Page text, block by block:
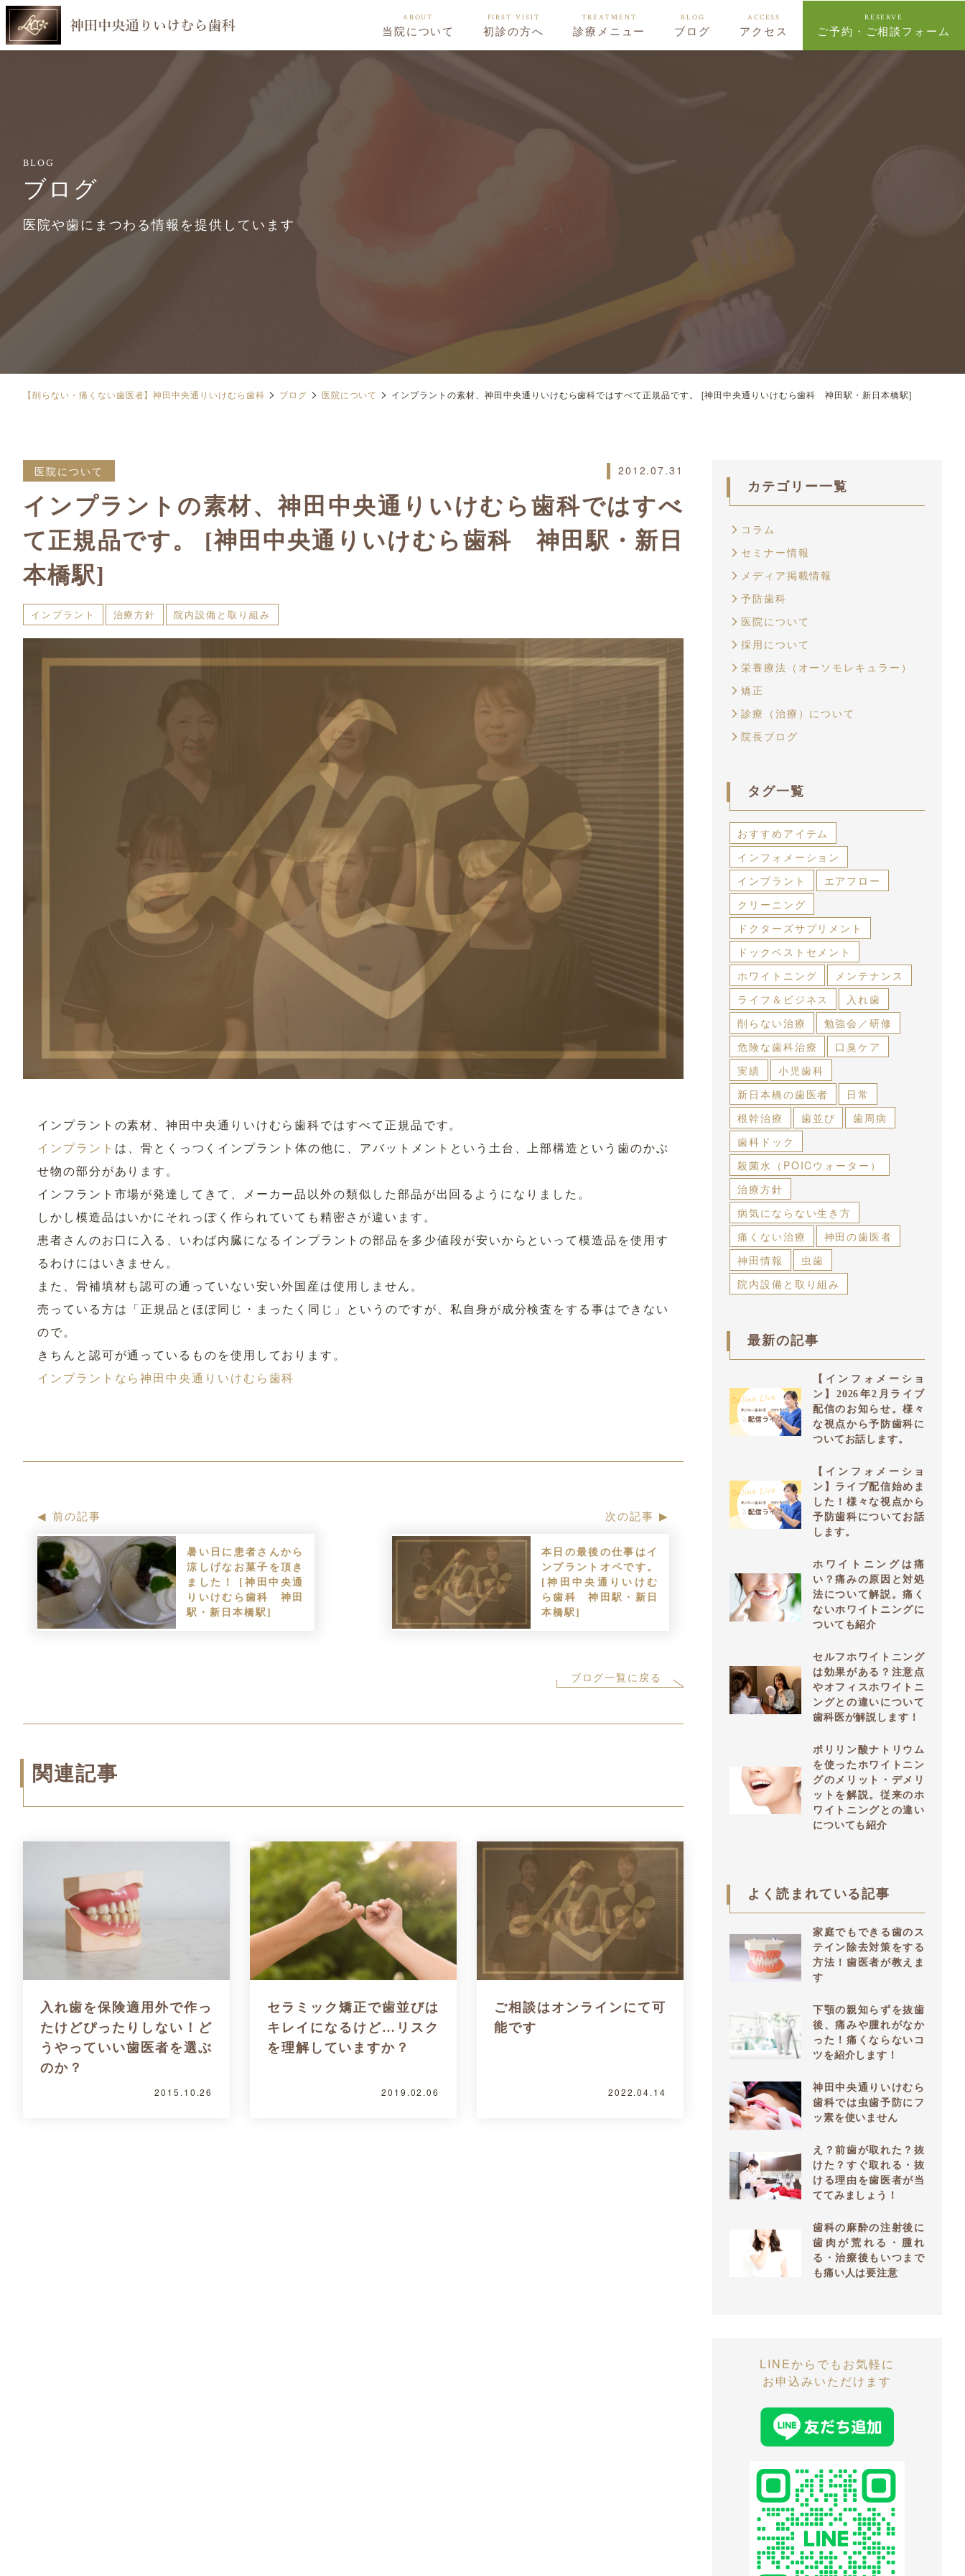
ABOUT
当院について
FIRST VISIT
初診の方へ
TREATMENT
診療メニュー
BLOG
ブログ
ACCESS
アクセス
RESERVE
ご予約・ご相談フォーム
BLOG
ブログ
医院や歯にまつわる情報を提供しています
【削らない・痛くない歯医者】神田中央通りいけむら歯科 > ブログ > 医院について > インプラントの素材、神田中央通りいけむら歯科ではすべて正規品です。 [神田中央通りいけむら歯科 神田駅・新日本橋駅]
医院について 2012.07.31
インプラントの素材、神田中央通りいけむら歯科ではすべ
て正規品です。 [神田中央通りいけむら歯科 神田駅・新日
本橋駅]
インプラント 治療方針 院内設備と取り組み
インプラントの素材、神田中央通りいけむら歯科ではすべて正規品です。
インプラント は、骨とくっつくインプラント体の他に、アバットメントという土台、上部構造という歯のかぶ
せ物の部分があります。
インフラント市場が発達してきて、メーカー品以外の類似した部品が出回るようになりました。
しかし模造品はいかにそれっぽく作られていても精密さが違います。
患者さんのお口に入る、いわば内臓になるインプラントの部品を多少値段が安いからといって模造品を使用す
るわけにはいきません。
また、骨補填材も認可の通っていない安い外国産は使用しません。
売っている方は「正規品とほぼ同じ・まったく同じ」というのですが、私自身が成分検査をする事はできない
ので。
きちんと認可が通っているものを使用しております。
インプラントなら神田中央通りいけむら歯科
前の記事
暑い日に患者さんから
涼しげなお菓子を頂き
ました！ [神田中央通
りいけむら歯科 神田
駅・新日本橋駅]
次の記事
本日の最後の仕事はイ
ンプラントオペです。
[神田中央通りいけむ
ら歯科 神田駅・新日
本橋駅]
ブログ一覧に戻る
関連記事
入れ歯を保険適用外で作っ
たけどぴったりしない！ど
うやっていい歯医者を選ぶ
のか？
2015.10.26
セラミック矯正で歯並びは
キレイになるけど…リスク
を理解していますか？
2019.02.06
ご相談はオンラインにて可
能です
2022.04.14
カテゴリー一覧
コラム
セミナー情報
メディア掲載情報
予防歯科
医院について
採用について
栄養療法（オーソモレキュラー）
矯正
診療（治療）について
院長ブログ
タグ一覧
おすすめアイテム
インフォメーション
インプラント
エアフロー
クリーニング
ドクターズサプリメント
ドックベストセメント
ホワイトニング
メンテナンス
ライフ＆ビジネス
入れ歯
削らない治療
勉強会／研修
危険な歯科治療
口臭ケア
実績
小児歯科
新日本橋の歯医者
日常
根幹治療
歯並び
歯周病
歯科ドック
殺菌水（POICウォーター）
治療方針
病気にならない生き方
痛くない治療
神田の歯医者
神田情報
虫歯
院内設備と取り組み
最新の記事
【インフォメーショ
ン】2026年2月ライブ
配信のお知らせ。様々
な視点から予防歯科に
ついてお話します。
【インフォメーショ
ン】ライブ配信始めま
した！様々な視点から
予防歯科についてお話
します。
ホワイトニングは痛
い？痛みの原因と対処
法について解説。痛く
ないホワイトニングに
ついても紹介
セルフホワイトニング
は効果がある？注意点
やオフィスホワイトニ
ングとの違いについて
歯科医が解説します！
ポリリン酸ナトリウム
を使ったホワイトニン
グのメリット・デメリ
ットを解説。従来のホ
ワイトニングとの違い
についても紹介
よく読まれている記事
家庭でもできる歯のス
テイン除去対策をする
方法！歯医者が教えま
す
下顎の親知らずを抜歯
後、痛みや腫れがなか
った！痛くならないコ
ツを紹介します！
神田中央通りいけむら
歯科では虫歯予防にフ
ッ素を使いません
え？前歯が取れた？抜
けた？すぐ取れる・抜
ける理由を歯医者が当
ててみましょう！
歯科の麻酔の注射後に
歯肉が荒れる・腫れ
る・治療後もいつまで
も痛い人は要注意
LINEからでもお気軽に
お申込みいただけます